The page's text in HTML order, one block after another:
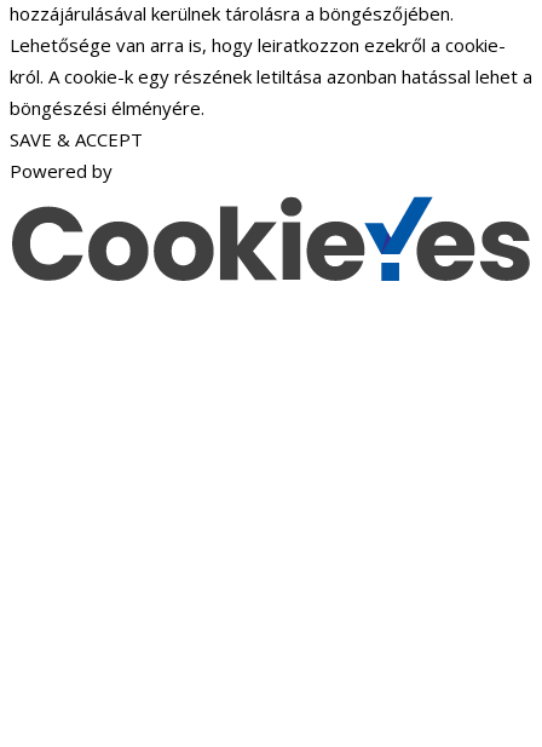
hozzájárulásával kerülnek tárolásra a böngészőjében.
Lehetősége van arra is, hogy leiratkozzon ezekről a cookie-
król. A cookie-k egy részének letiltása azonban hatással lehet a
böngészési élményére.
SAVE & ACCEPT
Powered by